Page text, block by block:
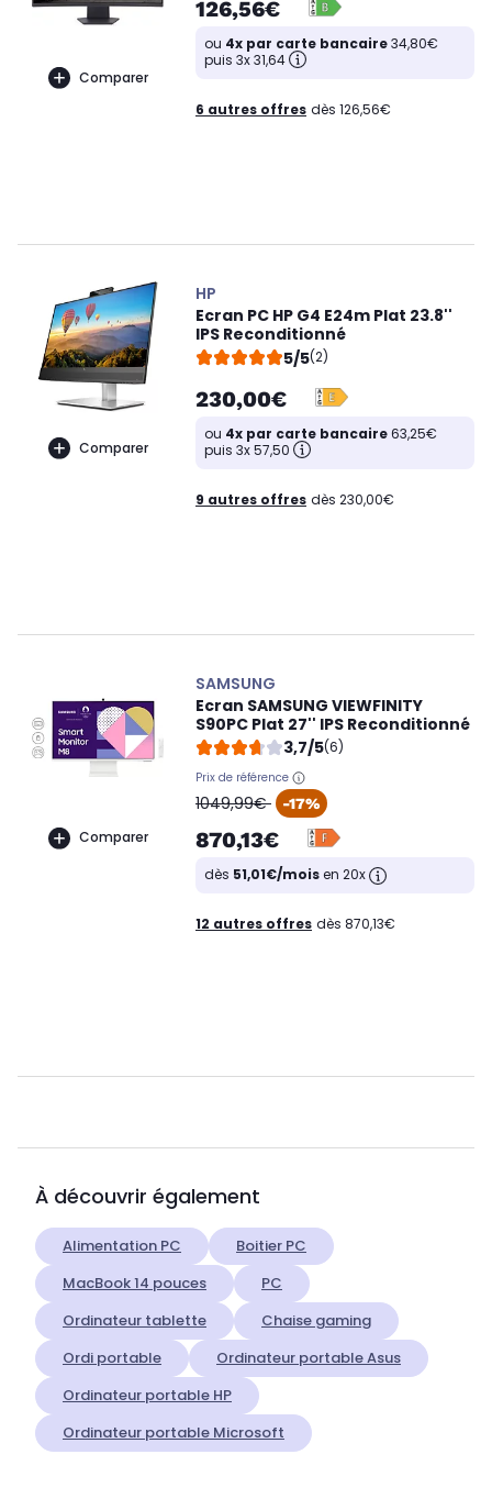
Comparer
126,56€
ou 4x par carte bancaire34,80€
puis 3x 31,64
6 autres offres dès 126,56€
Comparer
HP
Ecran PC HP G4 E24m Plat 23.8''
IPS Reconditionné
5/5(2)
230,00€
ou 4x par carte bancaire63,25€
puis 3x 57,50
9 autres offres dès 230,00€
Comparer
SAMSUNG
Ecran SAMSUNG VIEWFINITY
S90PC Plat 27'' IPS Reconditionné
3,7/5(6)
Prix de référence
oldPrice
1049,99€ -17%
870,13€
dès 51,01€/moisen 20x
12 autres offres dès 870,13€
À découvrir également
Alimentation PC
Boitier PC
MacBook 14 pouces
PC
Ordinateur tablette
Chaise gaming
Ordi portable
Ordinateur portable Asus
Ordinateur portable HP
Ordinateur portable Microsoft